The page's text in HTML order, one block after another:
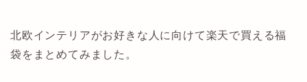
北欧インテリアがお好きな人に向けて楽天で買える福
袋をまとめてみました。